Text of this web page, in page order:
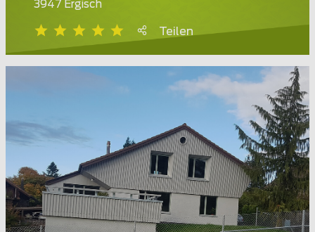
3947 Ergisch
Teilen